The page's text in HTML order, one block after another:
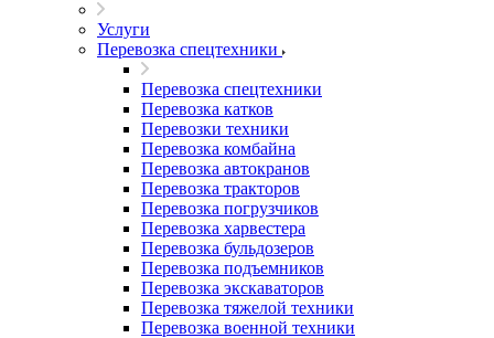
Услуги
Перевозка спецтехники
Перевозка спецтехники
Перевозка катков
Перевозки техники
Перевозка комбайна
Перевозка автокранов
Перевозка тракторов
Перевозка погрузчиков
Перевозка харвестера
Перевозка бульдозеров
Перевозка подъемников
Перевозка экскаваторов
Перевозка тяжелой техники
Перевозка военной техники